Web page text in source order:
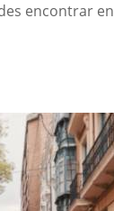
encontrar en